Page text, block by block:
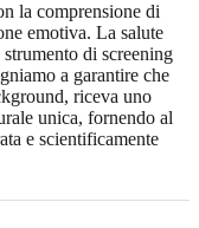
la comprensione di
emotiva. La salute
di screening
a garantire che
riceva uno
unica, fornendo al
e scientificamente